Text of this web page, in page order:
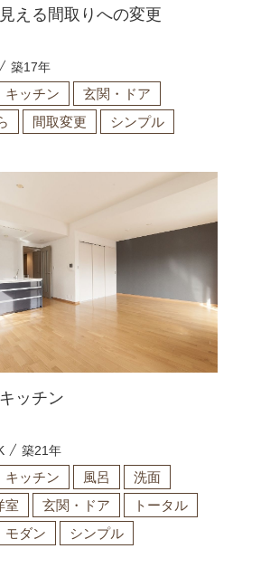
える間取りへの変更
築17年
キッチン
玄関・ドア
間取変更 シンプル
ッチン
築21年
キッチン 風呂
洗面
室 玄関・ドア
トータル
モダン シンプル